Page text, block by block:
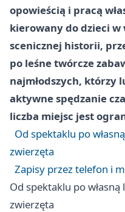
opowieścią i pracą
kierowany do dzieci w
scenicznej historii,
po leśne twórcze
najmłodszych, którzy
aktywne spędzanie
liczba miejsc jest
Od spektaklu po
zwierzęta
Zapisy przez telefon i
Od spektaklu po
zwierzęta